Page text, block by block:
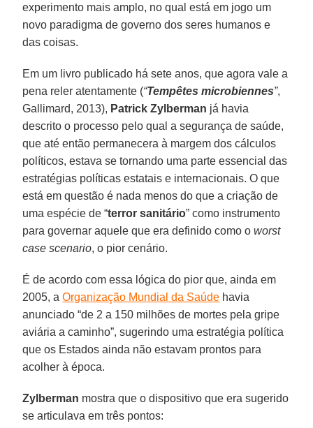
experimento mais amplo, no qual está em jogo um
novo paradigma de governo dos seres humanos e
das coisas.
Em um livro publicado há sete anos, que agora vale a
pena reler atentamente (“Tempêtes microbiennes”,
Gallimard, 2013), Patrick Zylberman já havia
descrito o processo pelo qual a segurança de saúde,
que até então permanecera à margem dos cálculos
políticos, estava se tornando uma parte essencial das
estratégias políticas estatais e internacionais. O que
está em questão é nada menos do que a criação de
uma espécie de “terror sanitário” como instrumento
para governar aquele que era definido como oworst
case scenario, o pior cenário.
É de acordo com essa lógica do pior que, ainda em
2005, aOrganização Mundial da Saúde havia
anunciado “de 2 a 150 milhões de mortes pela gripe
aviária a caminho”, sugerindo uma estratégia política
que os Estados ainda não estavam prontos para
acolher à época.
Zylberman mostra que o dispositivo que era sugerido
se articulava em três pontos: